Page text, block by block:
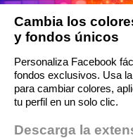
Cambia los
y fondos únicos
Personaliza Facebook
fondos exclusivos. Usa
para cambiar colores,
tu perfil en un solo clic.
Descarga la